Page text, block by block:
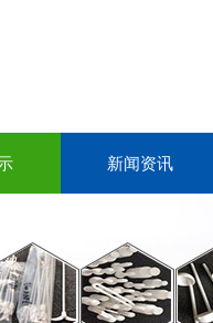
新闻资讯